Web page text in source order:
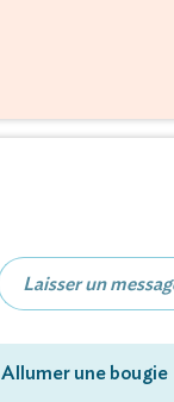
Allumer une bougie